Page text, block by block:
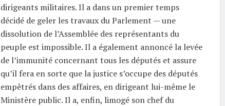
dirigeants militaires. Il a dans un premier temps
décidé de geler les travaux du Parlement — une
dissolution de l’Assemblée des représentants du
peuple est impossible. Il a également annoncé la levée
de l’immunité concernant tous les députés et assure
qu’il fera en sorte que la justice s’occupe des députés
empêtrés dans des affaires, en dirigeant lui-même le
Ministère public. Il a, enfin, limogé son chef du